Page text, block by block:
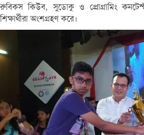
রুবিকস কিউব, সুডোকু ও প্রোগ্রামিং কনটেস্ট
শিক্ষার্থীরা অংশগ্রহণ করে।